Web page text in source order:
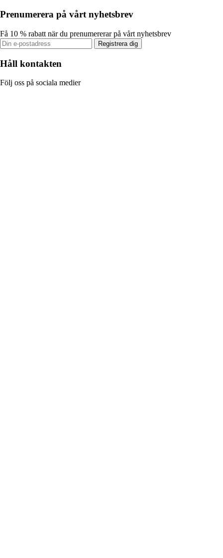
Prenumerera på vårt nyhetsbrev
Få 10 % rabatt när du prenumererar på vårt nyhetsbrev
Registrera dig
Håll kontakten
Följ oss på sociala medier